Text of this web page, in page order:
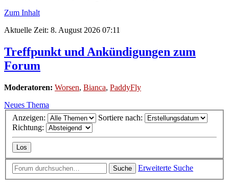
Zum Inhalt
Aktuelle Zeit: 8. August 2026 07:11
Treffpunkt und Ankündigungen zum
Forum
Moderatoren: Worsen, Bianca, PaddyFly
Neues Thema
Anzeigen:
Sortiere nach:
Richtung:
Suche Erweiterte Suche